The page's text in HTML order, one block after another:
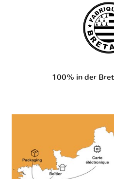
100% in der